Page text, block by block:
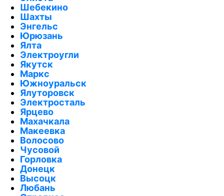
Шебекино
Шахты
Энгельс
Юрюзань
Ялта
Электроугли
Якутск
Маркс
Южноуральск
Ялуторовск
Электросталь
Ярцево
Махачкала
Макеевка
Волосово
Чусовой
Горловка
Донецк
Высоцк
Любань